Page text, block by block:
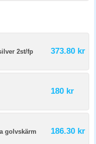
2st/fp 373.80 kr
180 kr
golvskärm 186.30 kr